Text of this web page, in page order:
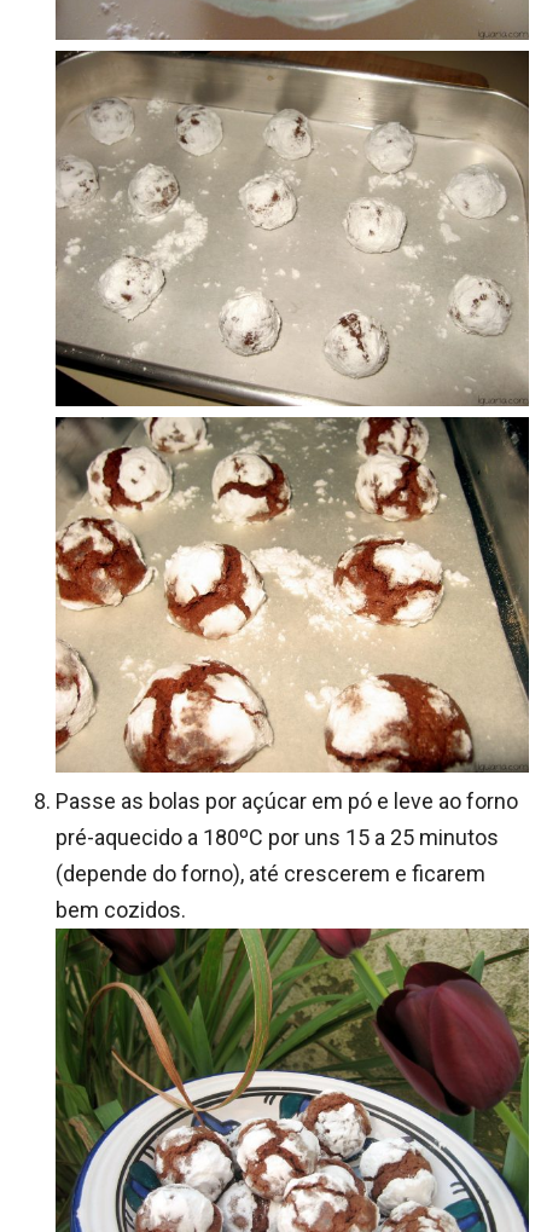
Passe as bolas por açúcar em pó e leve ao forno
pré-aquecido a 180ºC por uns 15 a 25 minutos
(depende do forno), até crescerem e ficarem
bem cozidos.